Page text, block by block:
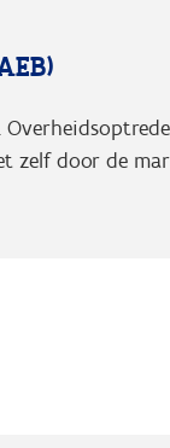
zelf door de